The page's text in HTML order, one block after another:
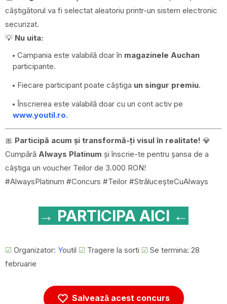
câștigătorul va fi selectat aleatoriu printr-un sistem electronic
securizat.
💡 Nu uita:
Campania este valabilă doar în magazinele Auchan
participante.
Fiecare participant poate câștiga un singur premiu.
Înscrierea este valabilă doar cu un cont activ pe
www.youtil.ro.
🎀 Participă acum și transformă-ți visul în realitate! 💎
Cumpără Always Platinum și înscrie-te pentru șansa de a
câștiga un voucher Teilor de 3.000 RON!
#AlwaysPlatinum #Concurs #Teilor #StrăluceșteCuAlways
→ PARTICIPA AICI ←
☑ Organizator: Youtil ☑ Tragere la sorti ☑ Se termina: 28
februarie
Salvează acest concurs